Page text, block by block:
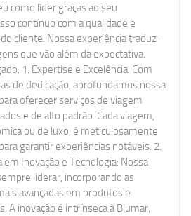
como líder graças ao seu
contínuo com a qualidade e
cliente. Nossa experiência traduz-
que vão além da expectativa.
1. Expertise e Excelência: Com
de dedicação, aprofundamos nossa
oferecer serviços de viagem
e de alto padrão. Cada viagem,
ou de luxo, é meticulosamente
garantir experiências notáveis. 2.
em Inovação e Tecnologia: Nossa
liderar, incorporando as
avançadas em produtos e
A inovação é intrínseca à Blumar,